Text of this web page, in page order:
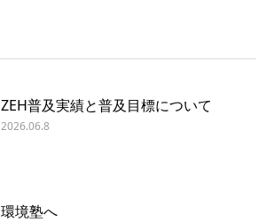
ZEH普及実績と普及目標について
2026.06.8
環境塾へ